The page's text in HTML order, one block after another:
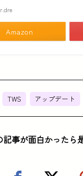
Amazon
TWS アップデート
記事が面白かったら